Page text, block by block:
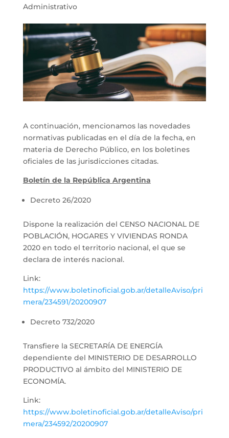
Administrativo
A continuación, mencionamos las novedades
normativas publicadas en el día de la fecha, en
materia de Derecho Público, en los boletines
oficiales de las jurisdicciones citadas.
Boletín de la República Argentina
Decreto 26/2020
Dispone la realización del CENSO NACIONAL DE
POBLACIÓN, HOGARES Y VIVIENDAS RONDA
2020 en todo el territorio nacional, el que se
declara de interés nacional.
Link:
https://www.boletinoficial.gob.ar/detalleAviso/pri
mera/234591/20200907
Decreto 732/2020
Transfiere la SECRETARÍA DE ENERGÍA
dependiente del MINISTERIO DE DESARROLLO
PRODUCTIVO al ámbito del MINISTERIO DE
ECONOMÍA.
Link:
https://www.boletinoficial.gob.ar/detalleAviso/pri
mera/234592/20200907